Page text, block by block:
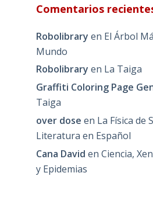
Comentarios
Robolibrary en El Árbol
Mundo
Robolibrary en La Taiga
Graffiti Coloring Page
Taiga
over dose en La Física de
Literatura en Español
Cana David en Ciencia,
y Epidemias